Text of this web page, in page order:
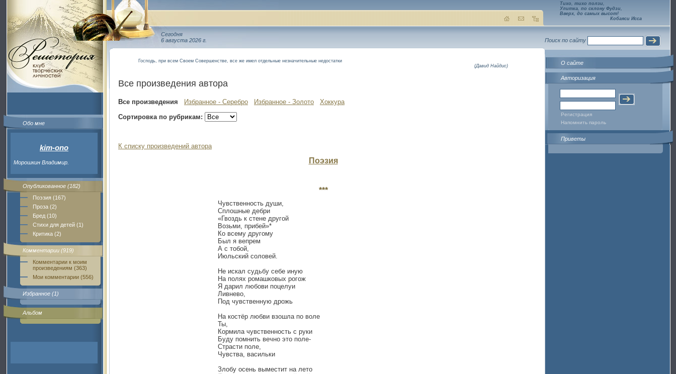
Обо мне
kim-ono
Морошкин Владимир.
Опубликованное (182)
Поэзия (167)
Проза (2)
Бред (10)
Стихи для детей (1)
Критика (2)
Комментарии (919)
Комментарии к моим
произведениям (363)
Мои комментарии (556)
Избранное (1)
Альбом
Сегодня
6 августа 2026 г.
Господь, при всем Своем Совершенстве, все же имел отдельные незначительные недостатки
(Давид Найдис)
Все произведения автора
Все произведения Избранное - Серебро Избранное - Золото
Хоккура
Сортировка по рубрикам:
К списку произведений автора
Поэзия
***
Чувственность души,
Сплошные дебри
«Гвоздь к стене другой
Возьми, прибей»*
Ко всему другому
Был я вепрем
А с тобой,
Июльский соловей.
Не искал судьбу себе иную
На полях ромашковых рогож
Я дарил любови поцелуи
Ливнево,
Под чувственную дрожь
На костёр любви взошла по воле
Ты,
Кормила чувственность с руки
Буду помнить вечно это поле-
Страсти поле,
Чувства, васильки
Злобу осень выместит на лето
Тихо, тихо ползи,
Улитка, по склону Фудзи,
Вверх, до самых высот!
Кобаяси Исса
Поиск по сайту
О сайте
Авторизация
Регистрация
Напомнить пароль
Приветы